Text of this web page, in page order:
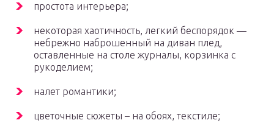
простота интерьера;
некоторая хаотичность, легкий беспорядок —
небрежно наброшенный на диван плед,
оставленные на столе журналы, корзинка с
рукоделием;
налет романтики;
цветочные сюжеты – на обоях, текстиле;